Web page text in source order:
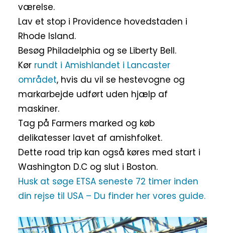
værelse.
Lav et stop i Providence hovedstaden i
Rhode Island.
Besøg Philadelphia og se Liberty Bell.
Kør rundt i Amishlandet i Lancaster
området, hvis du vil se hestevogne og
markarbejde udført uden hjælp af
maskiner.
Tag på Farmers marked og køb
delikatesser lavet af amishfolket.
Dette road trip kan også køres med start i
Washington D.C og slut i Boston.
Husk at søge ETSA seneste 72 timer inden
din rejse til USA – Du finder her vores guide.